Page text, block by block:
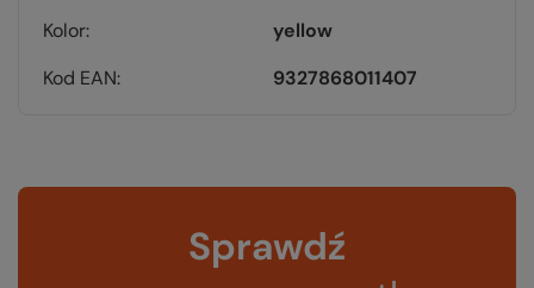
Kolor
yellow
Kod EAN
9327868011407
Sprawdź